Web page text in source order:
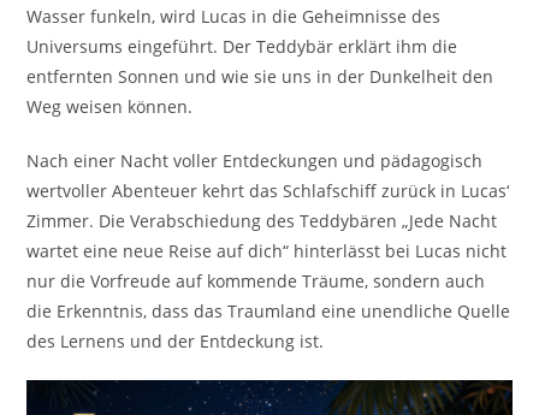
Wasser funkeln, wird Lucas in die Geheimnisse des
Universums eingeführt. Der Teddybär erklärt ihm die
entfernten Sonnen und wie sie uns in der Dunkelheit den
Weg weisen können.
Nach einer Nacht voller Entdeckungen und pädagogisch
wertvoller Abenteuer kehrt das Schlafschiff zurück in Lucas‘
Zimmer. Die Verabschiedung des Teddybären „Jede Nacht
wartet eine neue Reise auf dich“ hinterlässt bei Lucas nicht
nur die Vorfreude auf kommende Träume, sondern auch
die Erkenntnis, dass das Traumland eine unendliche Quelle
des Lernens und der Entdeckung ist.